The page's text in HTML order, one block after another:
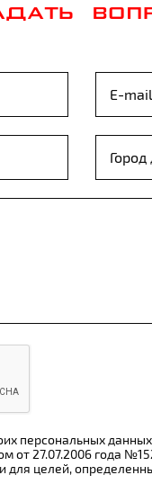
персональных
от 27.07.2006 года
для целей,